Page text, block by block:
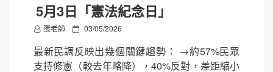
5月3日「憲法紀念日」
蛋老師
P
s
03/05/2026
最新民調反映出幾個關鍵趨勢： →約57%民眾
支持修憲（較去年略降），40%反對，差距縮小